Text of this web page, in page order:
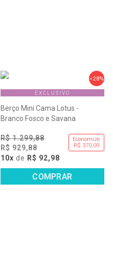
28%
EXCLUSIVO
Berço Mini Cama Lotus -
Branco Fosco e Savana
R$ 1.299,88
R$ 929,88
Economize
R$ 370,00
10x de R$ 92,98
COMPRAR